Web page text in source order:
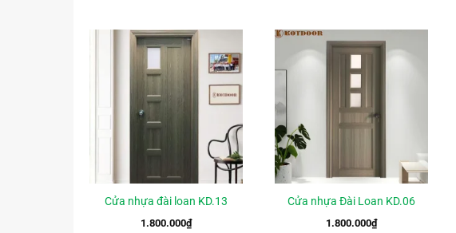
Cửa nhựa đài loan KD.13
1.800.000₫
Cửa nhựa Đài Loan KD.06
1.800.000₫